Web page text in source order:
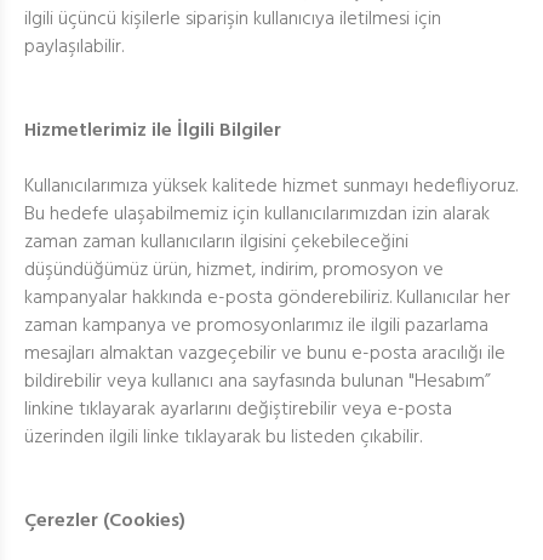
ilgili üçüncü kişilerle siparişin kullanıcıya iletilmesi için
paylaşılabilir.
Hizmetlerimiz ile İlgili Bilgiler
Kullanıcılarımıza yüksek kalitede hizmet sunmayı hedefliyoruz.
Bu hedefe ulaşabilmemiz için kullanıcılarımızdan izin alarak
zaman zaman kullanıcıların ilgisini çekebileceğini
düşündüğümüz ürün, hizmet, indirim, promosyon ve
kampanyalar hakkında e-posta gönderebiliriz. Kullanıcılar her
zaman kampanya ve promosyonlarımız ile ilgili pazarlama
mesajları almaktan vazgeçebilir ve bunu e-posta aracılığı ile
bildirebilir veya kullanıcı ana sayfasında bulunan "Hesabım”
linkine tıklayarak ayarlarını değiştirebilir veya e-posta
üzerinden ilgili linke tıklayarak bu listeden çıkabilir.
Çerezler (Cookies)